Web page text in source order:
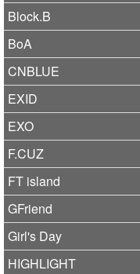
Block.B
BoA
CNBLUE
EXID
EXO
F.CUZ
FT island
GFriend
Girl's Day
HIGHLIGHT